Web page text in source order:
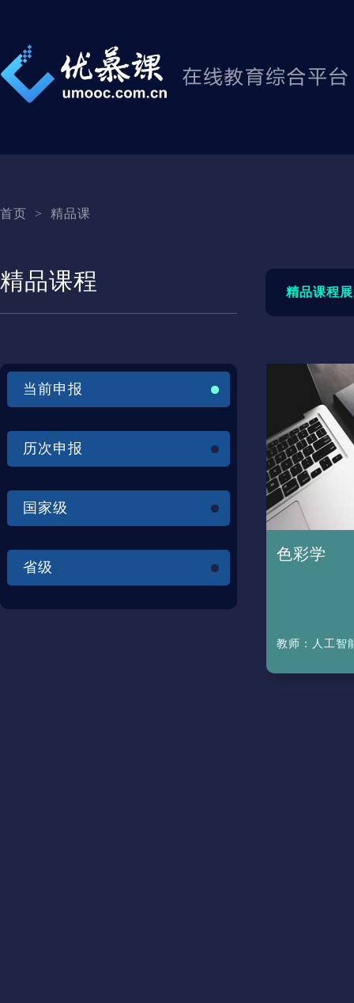
首页 > 精品课
精品课程 精品课程
当前申报
历次申报
国家级
省级
色彩学
教师： 人工智